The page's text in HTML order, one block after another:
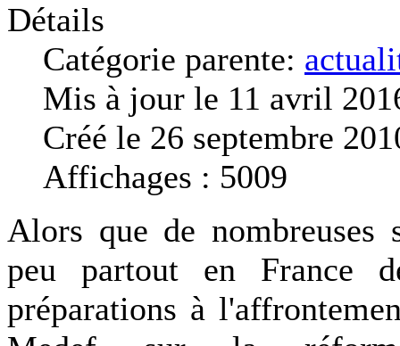
Détails
Catégorie parente:
Mis à jour le 11 avril
Créé le 26 septembre
Affichages : 5009
Alors que de nombreuses
peu partout en France
préparations à